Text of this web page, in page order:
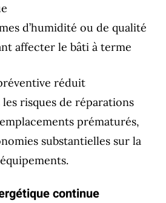
d’humidité ou de qualité
affecter le bâti à terme
réduit
risques de réparations
prématurés,
substantielles sur la
continue